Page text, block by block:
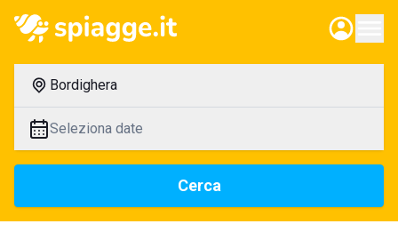
Bordighera
Seleziona date
Cerca